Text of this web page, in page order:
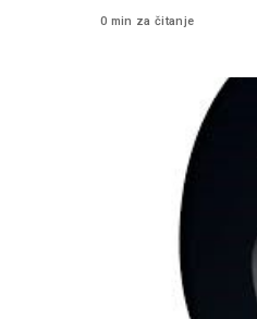
0 min za čitanje